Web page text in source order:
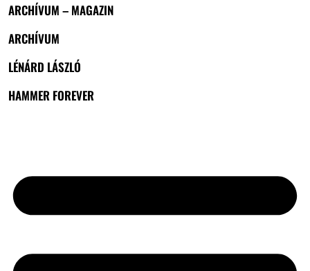
ARCHÍVUM – MAGAZIN
ARCHÍVUM
LÉNÁRD LÁSZLÓ
HAMMER FOREVER